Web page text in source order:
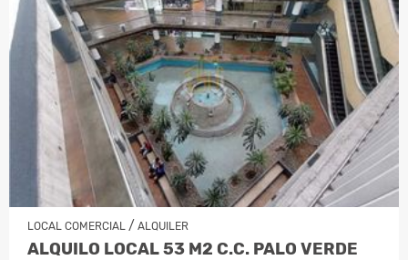
LOCAL COMERCIAL / ALQUILER
ALQUILO LOCAL 53 M2 C.C. PALO VERDE